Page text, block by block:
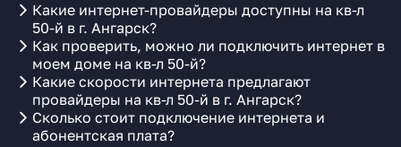
Какие интернет-провайдеры доступны на кв-л
50-й в г. Ангарск?
Как проверить, можно ли подключить интернет в
моем доме на кв-л 50-й?
Какие скорости интернета предлагают
провайдеры на кв-л 50-й в г. Ангарск?
Сколько стоит подключение интернета и
абонентская плата?